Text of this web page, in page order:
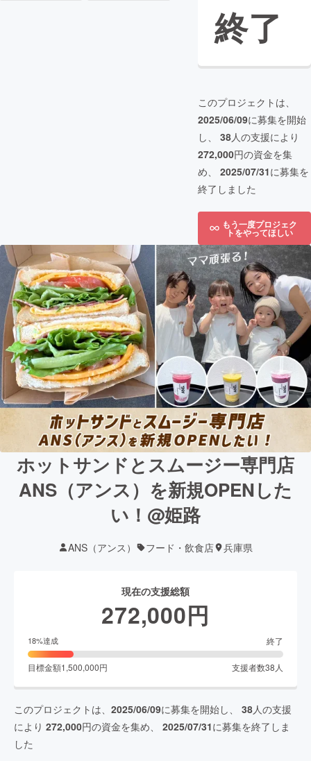
終了
このプロジェクトは、
2025/06/09に募集を開始
し、 38人の支援により
272,000円の資金を集
め、 2025/07/31に募集を
終了しました
もう一度プロジェク
トをやってほしい
ホットサンドとスムージー専門店
ANS（アンス）を新規OPENした
い！@姫路
ANS（アンス） フード・飲食店 兵庫県
現在の支援総額
272,000円
18%達成 終了
目標金額1,500,000円 支援者数38 人
このプロジェクトは、 2025/06/09に募集を開始し、 38人の支援
により 272,000円の資金を集め、 2025/07/31に募集を終了しま
した